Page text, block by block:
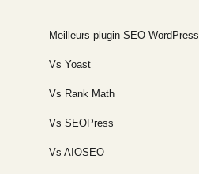
Meilleurs plugin SEO WordPress
Vs Yoast
Vs Rank Math
Vs SEOPress
Vs AIOSEO